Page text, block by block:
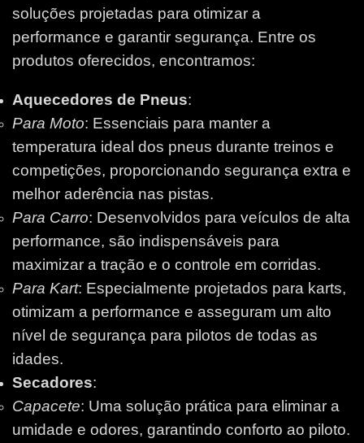
soluções projetadas para otimizar a
performance e garantir segurança. Entre os
produtos oferecidos, encontramos:
Aquecedores de Pneus:
Para Moto: Essenciais para manter a
temperatura ideal dos pneus durante treinos e
competições, proporcionando segurança extra e
melhor aderência nas pistas.
Para Carro: Desenvolvidos para veículos de alta
performance, são indispensáveis para
maximizar a tração e o controle em corridas.
Para Kart: Especialmente projetados para karts,
otimizam a performance e asseguram um alto
nível de segurança para pilotos de todas as
idades.
Secadores:
Capacete: Uma solução prática para eliminar a
umidade e odores, garantindo conforto ao piloto.